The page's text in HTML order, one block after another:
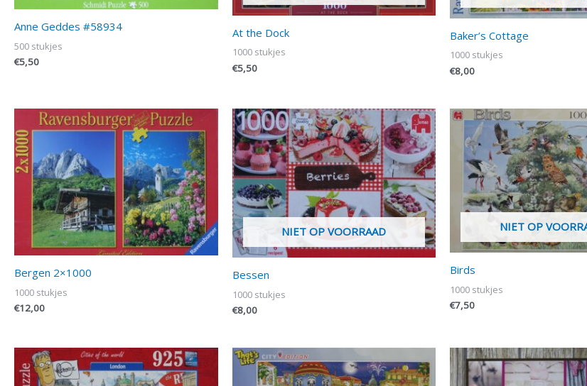
Anne Geddes #58934
500 stukjes
€5,50
At the Dock
1000 stukjes
€5,50
Baker’s Cottage
1000 stukjes
€8,00
Bergen 2×1000
1000 stukjes
€12,00
NIET OP VOORRAAD
Bessen
1000 stukjes
€8,00
NIET OP
Birds
1000 stukjes
€7,50